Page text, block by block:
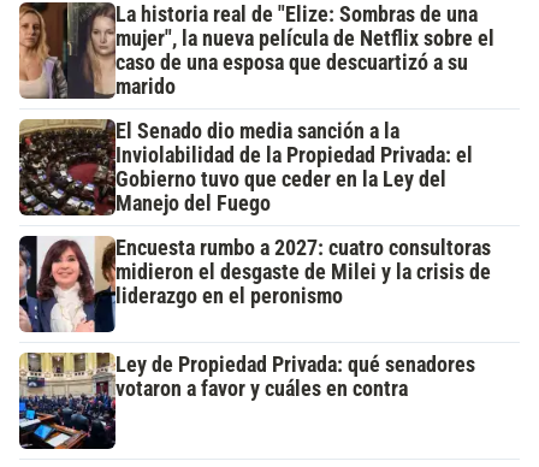
La historia real de "Elize: Sombras de una
mujer", la nueva película de Netflix sobre el
caso de una esposa que descuartizó a su
marido
El Senado dio media sanción a la
Inviolabilidad de la Propiedad Privada: el
Gobierno tuvo que ceder en la Ley del
Manejo del Fuego
Encuesta rumbo a 2027: cuatro consultoras
midieron el desgaste de Milei y la crisis de
liderazgo en el peronismo
Ley de Propiedad Privada: qué senadores
votaron a favor y cuáles en contra